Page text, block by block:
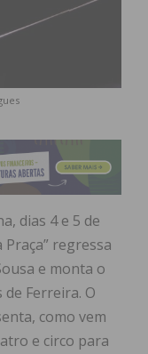
dias 4 e 5 de
regressa
e monta o
Ferreira. O
como vem
e circo para